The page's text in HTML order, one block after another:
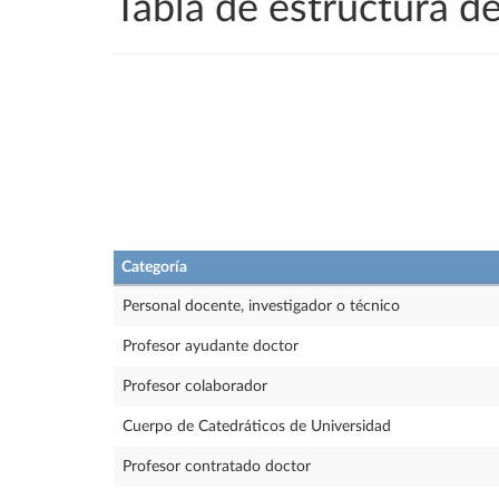
Tabla de estructura
Categoría
Personal docente, investigador o técnico
Profesor ayudante doctor
Profesor colaborador
Cuerpo de Catedráticos de Universidad
Profesor contratado doctor